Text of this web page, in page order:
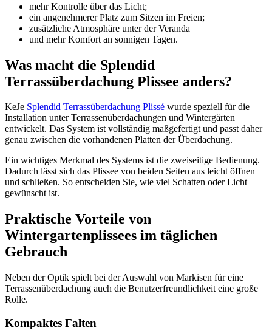
mehr Kontrolle über das Licht;
ein angenehmerer Platz zum Sitzen im Freien;
zusätzliche Atmosphäre unter der Veranda
und mehr Komfort an sonnigen Tagen.
Was macht die Splendid
Terrassüberdachung Plissee anders?
KeJe Splendid Terrassüberdachung Plissé wurde speziell für die
Installation unter Terrassenüberdachungen und Wintergärten
entwickelt. Das System ist vollständig maßgefertigt und passt daher
genau zwischen die vorhandenen Platten der Überdachung.
Ein wichtiges Merkmal des Systems ist die zweiseitige Bedienung.
Dadurch lässt sich das Plissee von beiden Seiten aus leicht öffnen
und schließen. So entscheiden Sie, wie viel Schatten oder Licht
gewünscht ist.
Praktische Vorteile von
Wintergartenplissees im täglichen
Gebrauch
Neben der Optik spielt bei der Auswahl von Markisen für eine
Terrassenüberdachung auch die Benutzerfreundlichkeit eine große
Rolle.
Kompaktes Falten